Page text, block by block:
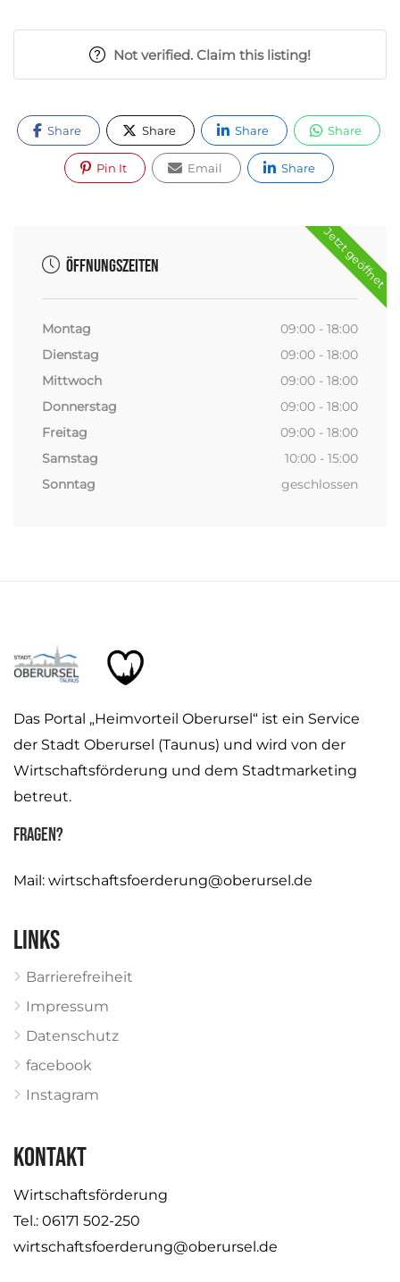
Not verified. Claim this listing!
Share Share Share Share
Pin It Email Share
Jetzt geöffnet
Öffnungszeiten
Montag
09:00 - 18:00
Dienstag
09:00 - 18:00
Mittwoch
09:00 - 18:00
Donnerstag
09:00 - 18:00
Freitag
09:00 - 18:00
Samstag
10:00 - 15:00
Sonntag
geschlossen
Das Portal „Heimvorteil Oberursel“ ist ein Service
der Stadt Oberursel (Taunus) und wird von der
Wirtschaftsförderung und dem Stadtmarketing
betreut.
Fragen?
Mail: wirtschaftsfoerderung@oberursel.de
Links
Barrierefreiheit
Impressum
Datenschutz
facebook
Instagram
KONTAKT
Wirtschaftsförderung
Tel.: 06171 502-250
wirtschaftsfoerderung@oberursel.de